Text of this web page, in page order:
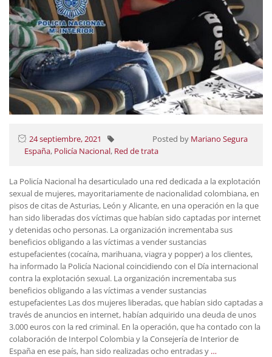
24 septiembre, 2021 Posted by Mariano Segura
España, Policía Nacional, Red de trata
La Policía Nacional ha desarticulado una red dedicada a la explotación
sexual de mujeres, mayoritariamente de nacionalidad colombiana, en
pisos de citas de Asturias, León y Alicante, en una operación en la que
han sido liberadas dos víctimas que habían sido captadas por internet
y detenidas ocho personas. La organización incrementaba sus
beneficios obligando a las víctimas a vender sustancias
estupefacientes (cocaína, marihuana, viagra y popper) a los clientes,
ha informado la Policía Nacional coincidiendo con el Día internacional
contra la explotación sexual. La organización incrementaba sus
beneficios obligando a las víctimas a vender sustancias
estupefacientes Las dos mujeres liberadas, que habían sido captadas a
través de anuncios en internet, habían adquirido una deuda de unos
3.000 euros con la red criminal. En la operación, que ha contado con la
colaboración de Interpol Colombia y la Consejería de Interior de
España en ese país, han sido realizadas ocho entradas y …